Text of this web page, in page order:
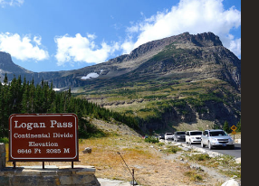
Logan Pass